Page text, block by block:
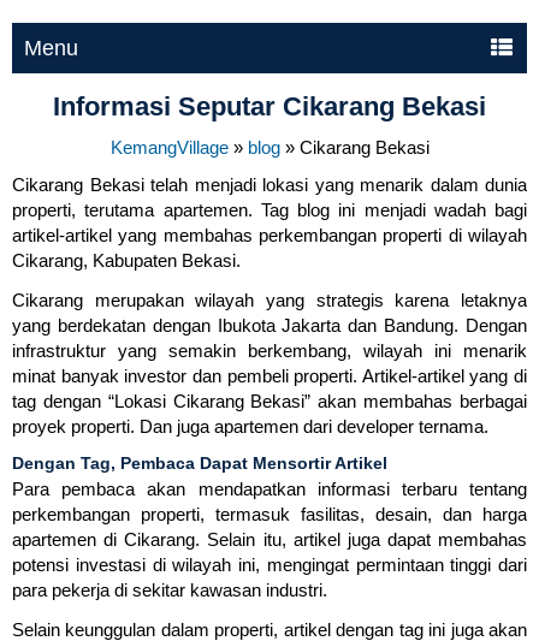
Menu
Informasi Seputar Cikarang Bekasi
KemangVillage» blog» Cikarang Bekasi
Cikarang Bekasi telah menjadi lokasi yang menarik dalam dunia
properti, terutama apartemen. Tag blog ini menjadi wadah bagi
artikel-artikel yang membahas perkembangan properti di wilayah
Cikarang, Kabupaten Bekasi.
Cikarang merupakan wilayah yang strategis karena letaknya
yang berdekatan dengan Ibukota Jakarta dan Bandung. Dengan
infrastruktur yang semakin berkembang, wilayah ini menarik
minat banyak investor dan pembeli properti. Artikel-artikel yang di
tag dengan “Lokasi Cikarang Bekasi” akan membahas berbagai
proyek properti. Dan juga apartemen dari developer ternama.
Dengan Tag, Pembaca Dapat Mensortir Artikel
Para pembaca akan mendapatkan informasi terbaru tentang
perkembangan properti, termasuk fasilitas, desain, dan harga
apartemen di Cikarang. Selain itu, artikel juga dapat membahas
potensi investasi di wilayah ini, mengingat permintaan tinggi dari
para pekerja di sekitar kawasan industri.
Selain keunggulan dalam properti, artikel dengan tag ini juga akan